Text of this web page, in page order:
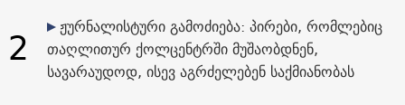
2
ჟურნალისტური გამოძიება: პირები, რომლებიც
თაღლითურ ქოლცენტრში მუშაობდნენ,
სავარაუდოდ, ისევ აგრძელებენ საქმიანობას